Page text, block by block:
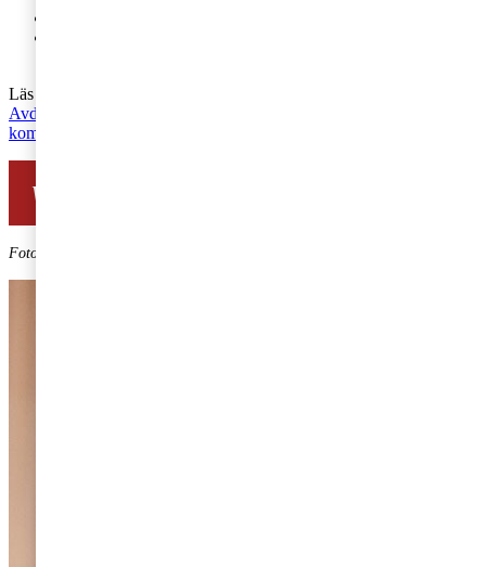
Läs mer om detta på vår skatteblogg, Tax matters:
Avdrag för representationskostnader – nu har förtydliganden
kommit!
Vill du komma i kontakt med oss?
Foto: Kristin Lidell